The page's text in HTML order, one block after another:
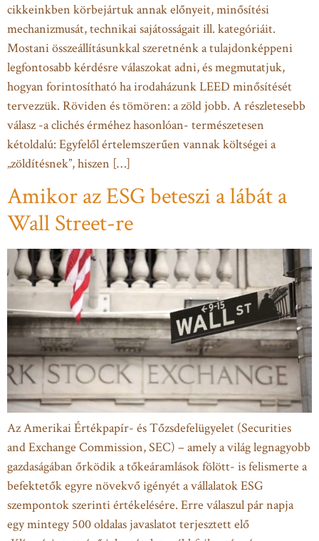
cikkeinkben körbejártuk annak előnyeit, minősítési
mechanizmusát, technikai sajátosságait ill. kategóriáit.
Mostani összeállításunkkal szeretnénk a tulajdonképpeni
legfontosabb kérdésre válaszokat adni, és megmutatjuk,
hogyan forintosítható ha irodaházunk LEED minősítését
tervezzük. Röviden és tömören: a zöld jobb. A részletesebb
válasz -a clichés érméhez hasonlóan- természetesen
kétoldalú: Egyfelől értelemszerűen vannak költségei a
„zöldítésnek”, hiszen […]
Amikor az ESG beteszi a lábát a
Wall Street-re
Az Amerikai Értékpapír- és Tőzsdefelügyelet (Securities
and Exchange Commission, SEC) – amely a világ legnagyobb
gazdaságában őrködik a tőkeáramlások fölött- is felismerte a
befektetők egyre növekvő igényét a vállalatok ESG
szempontok szerinti értékelésére. Erre válaszul pár napja
egy mintegy 500 oldalas javaslatot terjesztett elő